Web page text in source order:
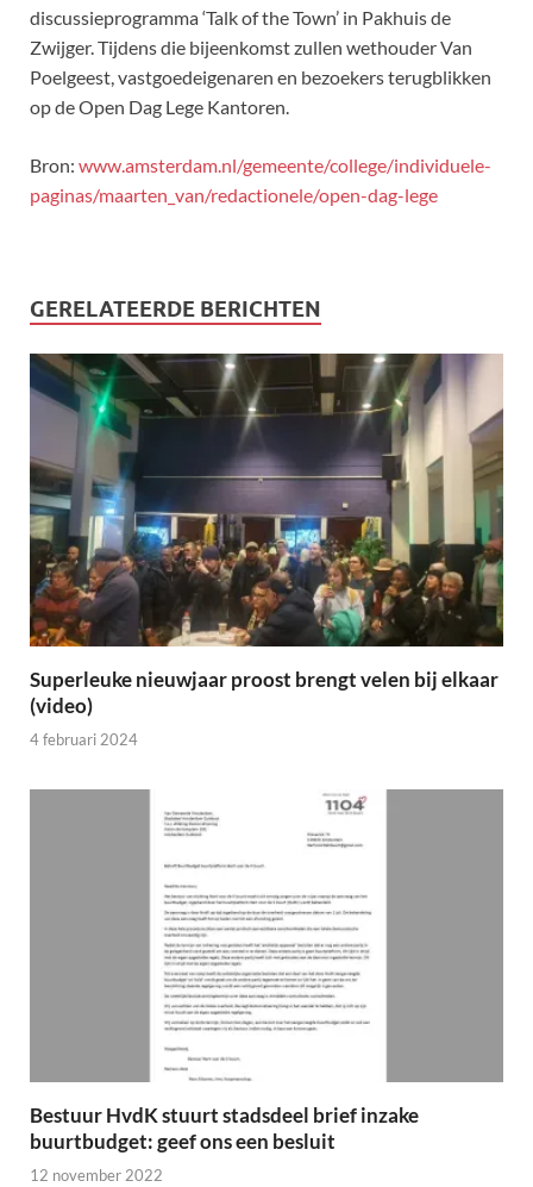
discussieprogramma ‘Talk of the Town’ in Pakhuis de
Zwijger. Tijdens die bijeenkomst zullen wethouder Van
Poelgeest, vastgoedeigenaren en bezoekers terugblikken
op de Open Dag Lege Kantoren.
Bron: www.amsterdam.nl/gemeente/college/individuele-
paginas/maarten_van/redactionele/open-dag-lege
GERELATEERDE BERICHTEN
Superleuke nieuwjaar proost brengt velen bij elkaar
(video)
4 februari 2024
Bestuur HvdK stuurt stadsdeel brief inzake
buurtbudget: geef ons een besluit
12 november 2022